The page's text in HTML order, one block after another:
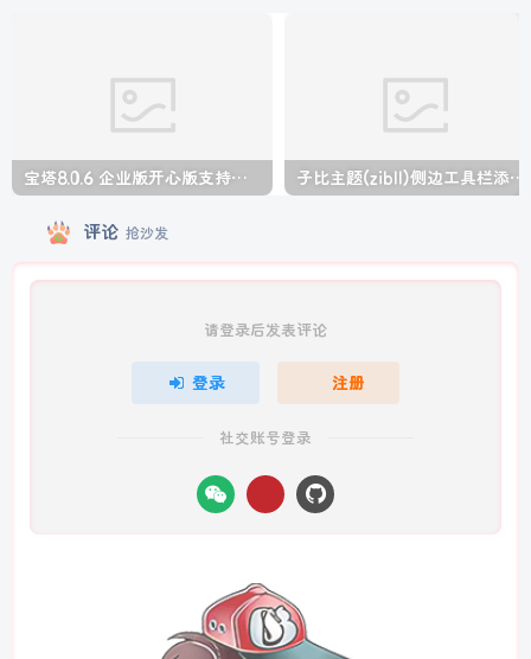
宝塔8.0.6 企业版开心版支持最新升级【一键脚本】 子比主题(zibll)侧边工具栏添加人生倒计时美化
评论 抢沙发
请登录后发表评论
登录 注册
社交账号登录